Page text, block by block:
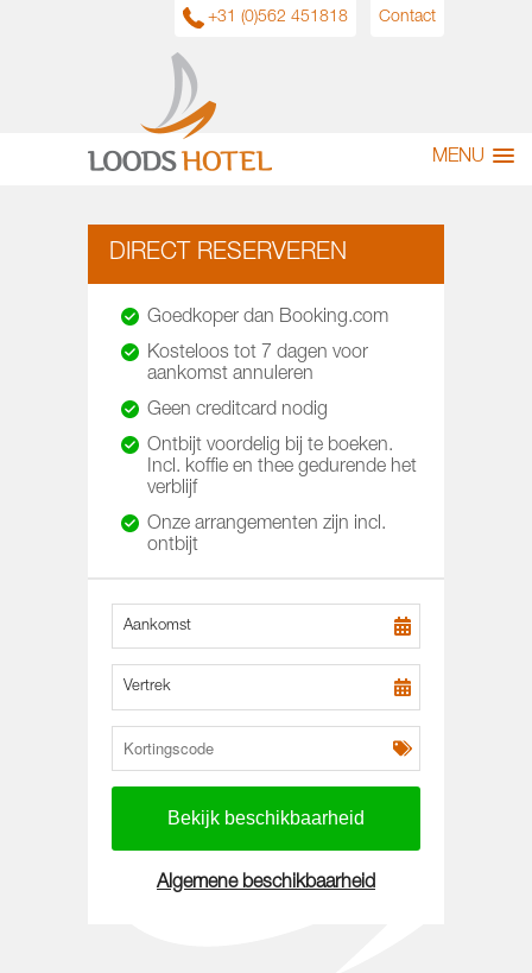
MENU
+31 (0)562 451818 Contact
DIRECT RESERVEREN
Goedkoper dan Booking.com
Kosteloos tot 7 dagen voor
aankomst annuleren
Geen creditcard nodig
Ontbijt voordelig bij te boeken.
Incl. koffie en thee gedurende het
verblijf
Onze arrangementen zijn incl.
ontbijt
Aankomst
Vertrek
Algemene beschikbaarheid